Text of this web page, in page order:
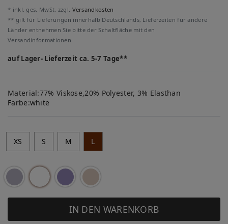
* inkl. ges. MwSt. zzgl. Versandkosten
** gilt für Lieferungen innerhalb Deutschlands, Lieferzeiten für andere
Länder entnehmen Sie bitte der Schaltfläche mit den
Versandinformationen.
auf Lager- Lieferzeit ca. 5-7 Tage**
Material:77% Viskose,20% Polyester, 3% Elasthan
Farbe:white
XS S M L
IN DEN WARENKORB